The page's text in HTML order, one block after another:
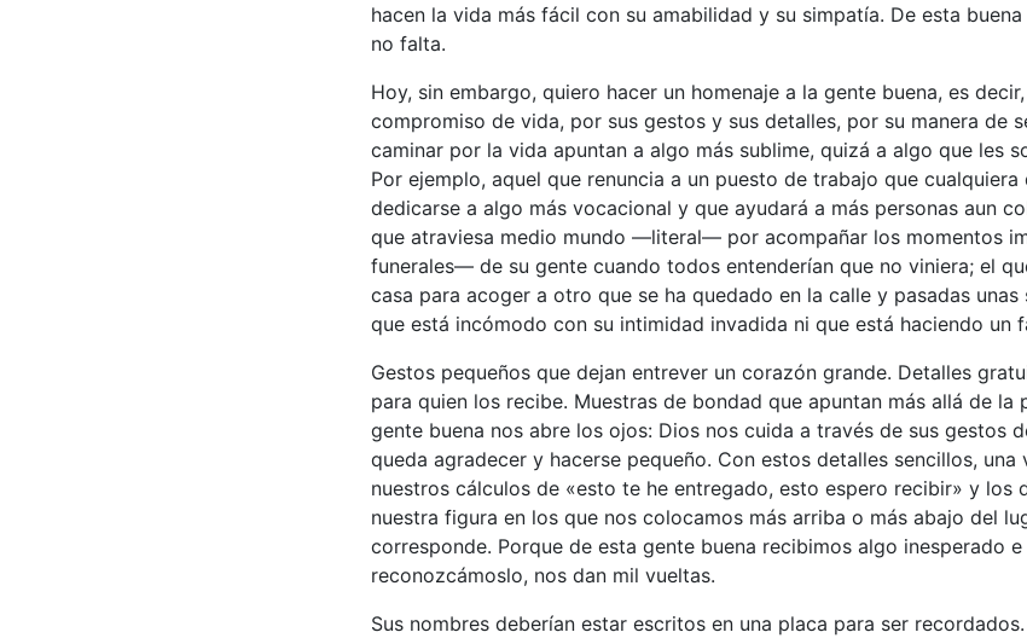
hacen la vida más fácil con su amabilidad y su simpatía. De esta
no falta.
Hoy, sin embargo, quiero hacer un homenaje a la gente buena, es
compromiso de vida, por sus gestos y sus detalles, por su manera de
caminar por la vida apuntan a algo más sublime, quizá a algo que les
Por ejemplo, aquel que renuncia a un puesto de trabajo que cualquiera
dedicarse a algo más vocacional y que ayudará a más personas aun
que atraviesa medio mundo —literal— por acompañar los momentos
funerales— de su gente cuando todos entenderían que no viniera; el
casa para acoger a otro que se ha quedado en la calle y pasadas unas
que está incómodo con su intimidad invadida ni que está haciendo un
Gestos pequeños que dejan entrever un corazón grande. Detalles
para quien los recibe. Muestras de bondad que apuntan más allá de la
gente buena nos abre los ojos: Dios nos cuida a través de sus gestos
queda agradecer y hacerse pequeño. Con estos detalles sencillos, una
nuestros cálculos de «esto te he entregado, esto espero recibir» y los
nuestra figura en los que nos colocamos más arriba o más abajo del
corresponde. Porque de esta gente buena recibimos algo inesperado
reconozcámoslo, nos dan mil vueltas.
Sus nombres deberían estar escritos en una placa para ser